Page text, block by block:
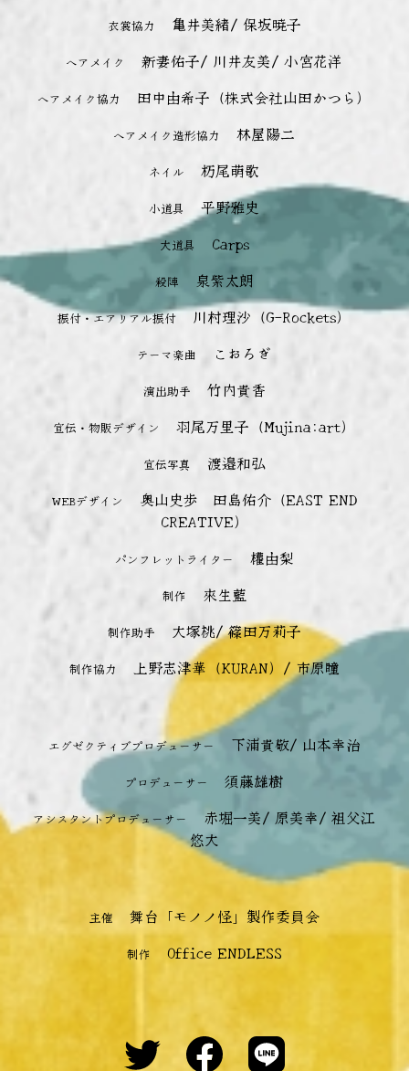
衣裳協力 亀井美緒/ 保坂暁子
ヘアメイク 新妻佑子/ 川井友美/ 小宮花洋
ヘアメイク協力 田中由希子（株式会社山田かつら）
ヘアメイク造形協力 林屋陽二
ネイル 杤尾萌歌
小道具 平野雅史
大道具 Carps
殺陣 泉紫太朗
振付・エアリアル振付 川村理沙（G-Rockets）
テーマ楽曲 こおろぎ
演出助手 竹内貴香
宣伝・物販デザイン 羽尾万里子（Mujina:art）
宣伝写真 渡邉和弘
WEBデザイン
奥山史歩 田島佑介（EAST END
CREATIVE）
パンフレットライター 權由梨
制作 來生藍
制作助手 大塚桃/ 篠田万莉子
制作協力 上野志津華（KURAN）/ 市原瞳
エグゼクティブプロデューサー 下浦貴敬/ 山本幸治
プロデューサー 須藤雄樹
アシスタントプロデューサー
赤堀一美/ 原美幸/ 祖父江
悠大
主催 舞台「モノノ怪」製作委員会
制作 Office ENDLESS